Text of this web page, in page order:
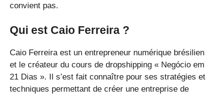
convient pas.
Qui est Caio Ferreira ?
Caio Ferreira est un entrepreneur numérique brésilien
et le créateur du cours de dropshipping « Negócio em
21 Dias ». Il s’est fait connaître pour ses stratégies et
techniques permettant de créer une entreprise de